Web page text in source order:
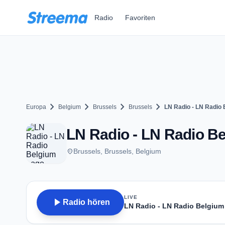
Radio Favoriten
Europa chevron_right Belgium chevron_right Brussels chevron_right Brussels chevron_right LN Radio - LN Radio
LN Radio - LN Radio
placeBrussels, Brussels, Belgium
play_arrow Radio hören
LIVE
LN Radio - LN Radio Belgium